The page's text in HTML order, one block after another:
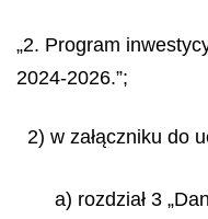
„2. Program
2024-2026.”;
2) w załączniku do
a) rozdział 3